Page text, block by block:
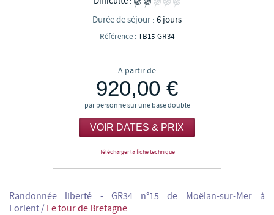
Durée de séjour : 6 jours
Référence :TB15-GR34
A partir de
920,00 €
par personne sur une base double
VOIR DATES & PRIX
Télécharger la fiche technique
Randonnée liberté - GR34 n°15 de Moëlan-sur-Mer à
Lorient / Le tour de Bretagne